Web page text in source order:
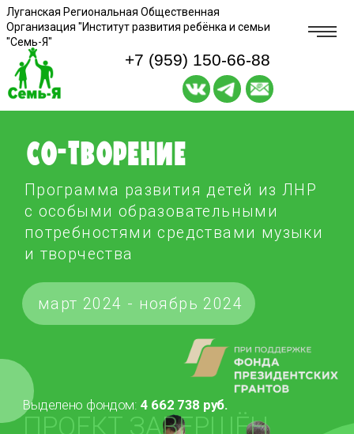
Луганская Региональная Общественная
Организация "Институт развития ребёнка и семьи
"Семь-Я"
с особыми образовательными
потребностями средствами музыки
и творчества
Со-Творение
Выделено фондом:
ПРОЕКТ ЗАВЕРШЁН
март 2024 - ноябрь 2024